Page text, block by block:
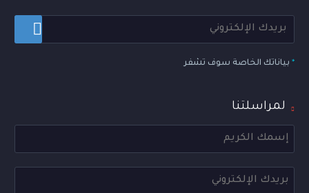
* بياناتك الخاصة سوف تشفر
لمراسلتنا